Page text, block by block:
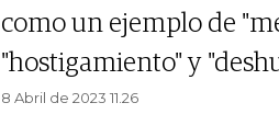
como un ejemplo de
"hostigamiento" y
8 Abril de 2023 11.26